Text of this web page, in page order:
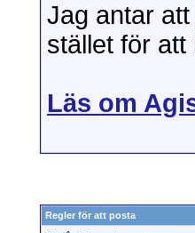
Jag antar
stället för
Läs om
Regler för att posta